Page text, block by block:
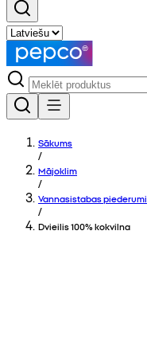
Sākums
/
Mājoklim
/
Vannasistabas piederumi
/
Dvieilis 100% kokvilna